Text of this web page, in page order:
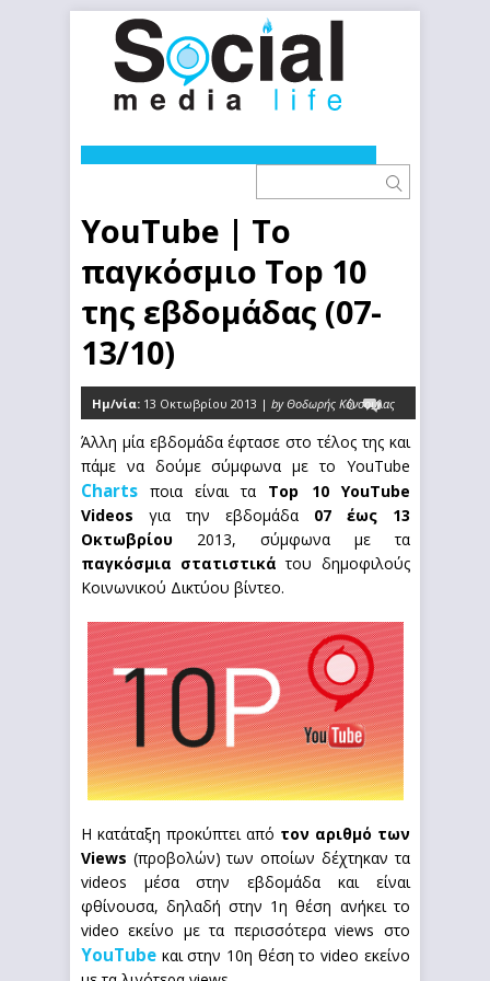
YouTube | Το
παγκόσμιο Top 10
της εβδομάδας (07-
13/10)
Ημ/νία: 13 Οκτωβρίου 2013 | by Θοδωρής Κόνσουλας
0
Άλλη μία εβδομάδα έφτασε στο τέλος της και
πάμε να δούμε σύμφωνα με το YouTube
Charts ποια είναι τα Top 10 YouTube
Videos για την εβδομάδα 07 έως 13
Οκτωβρίου 2013, σύμφωνα με τα
παγκόσμια στατιστικά του δημοφιλούς
Κοινωνικού Δικτύου βίντεο.
Η κατάταξη προκύπτει από τον αριθμό των
Views (προβολών) των οποίων δέχτηκαν τα
videos μέσα στην εβδομάδα και είναι
φθίνουσα, δηλαδή στην 1η θέση ανήκει το
video εκείνο με τα περισσότερα views στο
YouTube και στην 10η θέση το video εκείνο